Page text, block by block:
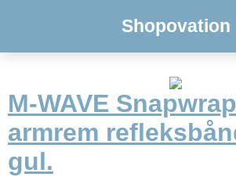
Shopovation
M-WAVE
armrem
gul.